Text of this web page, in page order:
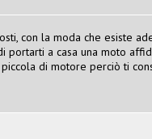
con la moda che esiste
portarti a casa una moto
di motore perciò ti